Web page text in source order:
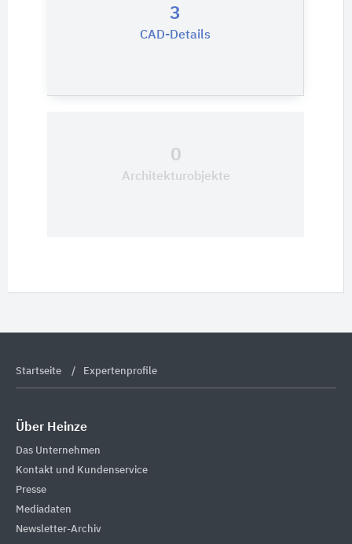
3
CAD-Details
0
Architekturobjekte
Startseite Expertenprofile
Über Heinze
Das Unternehmen
Kontakt und Kundenservice
Presse
Mediadaten
Newsletter-Archiv